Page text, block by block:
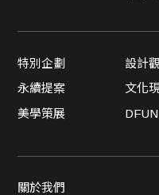
特別企劃 設計
永續提案
文化
美學策展
關於我們